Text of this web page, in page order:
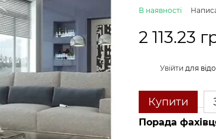
В наявності
2 113.23
Увійти для
Купити
Порада